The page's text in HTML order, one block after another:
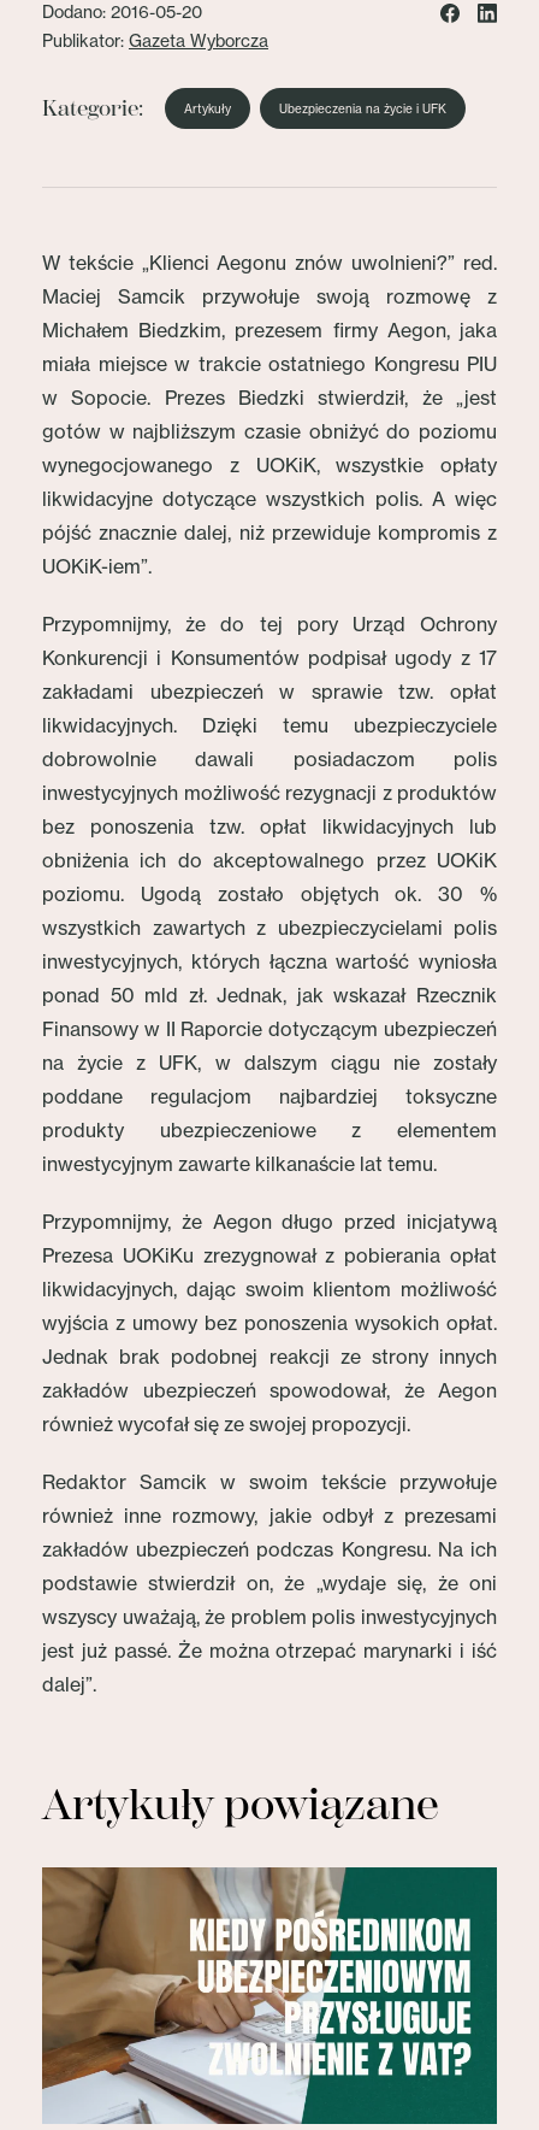
Dodano: 2016-05-20
Publikator: Gazeta Wyborcza
Kategorie: Artykuły Ubezpieczenia na życie i UFK
W tekście „Klienci Aegonu znów uwolnieni?” red.
Maciej Samcik przywołuje swoją rozmowę z
Michałem Biedzkim, prezesem firmy Aegon, jaka
miała miejsce w trakcie ostatniego Kongresu PIU
w Sopocie. Prezes Biedzki stwierdził, że „jest
gotów w najbliższym czasie obniżyć do poziomu
wynegocjowanego z UOKiK, wszystkie opłaty
likwidacyjne dotyczące wszystkich polis. A więc
pójść znacznie dalej, niż przewiduje kompromis z
UOKiK-iem”.
Przypomnijmy, że do tej pory Urząd Ochrony
Konkurencji i Konsumentów podpisał ugody z 17
zakładami ubezpieczeń w sprawie tzw. opłat
likwidacyjnych. Dzięki temu ubezpieczyciele
dobrowolnie dawali posiadaczom polis
inwestycyjnych możliwość rezygnacji z produktów
bez ponoszenia tzw. opłat likwidacyjnych lub
obniżenia ich do akceptowalnego przez UOKiK
poziomu. Ugodą zostało objętych ok. 30 %
wszystkich zawartych z ubezpieczycielami polis
inwestycyjnych, których łączna wartość wyniosła
ponad 50 mld zł. Jednak, jak wskazał Rzecznik
Finansowy w II Raporcie dotyczącym ubezpieczeń
na życie z UFK, w dalszym ciągu nie zostały
poddane regulacjom najbardziej toksyczne
produkty ubezpieczeniowe z elementem
inwestycyjnym zawarte kilkanaście lat temu.
Przypomnijmy, że Aegon długo przed inicjatywą
Prezesa UOKiKu zrezygnował z pobierania opłat
likwidacyjnych, dając swoim klientom możliwość
wyjścia z umowy bez ponoszenia wysokich opłat.
Jednak brak podobnej reakcji ze strony innych
zakładów ubezpieczeń spowodował, że Aegon
również wycofał się ze swojej propozycji.
Redaktor Samcik w swoim tekście przywołuje
również inne rozmowy, jakie odbył z prezesami
zakładów ubezpieczeń podczas Kongresu. Na ich
podstawie stwierdził on, że „wydaje się, że oni
wszyscy uważają, że problem polis inwestycyjnych
jest już passé. Że można otrzepać marynarki i iść
dalej”.
Artykuły powiązane